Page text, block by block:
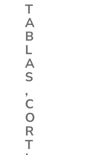
T
A
B
L
A
S
,
C
O
R
T